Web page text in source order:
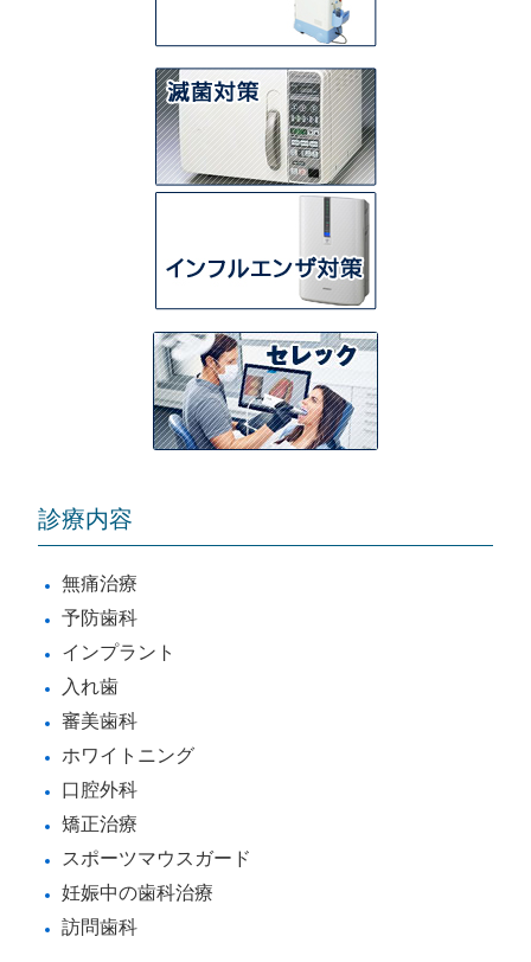
診療内容
無痛治療
予防歯科
インプラント
入れ歯
審美歯科
ホワイトニング
口腔外科
矯正治療
スポーツマウスガード
妊娠中の歯科治療
訪問歯科